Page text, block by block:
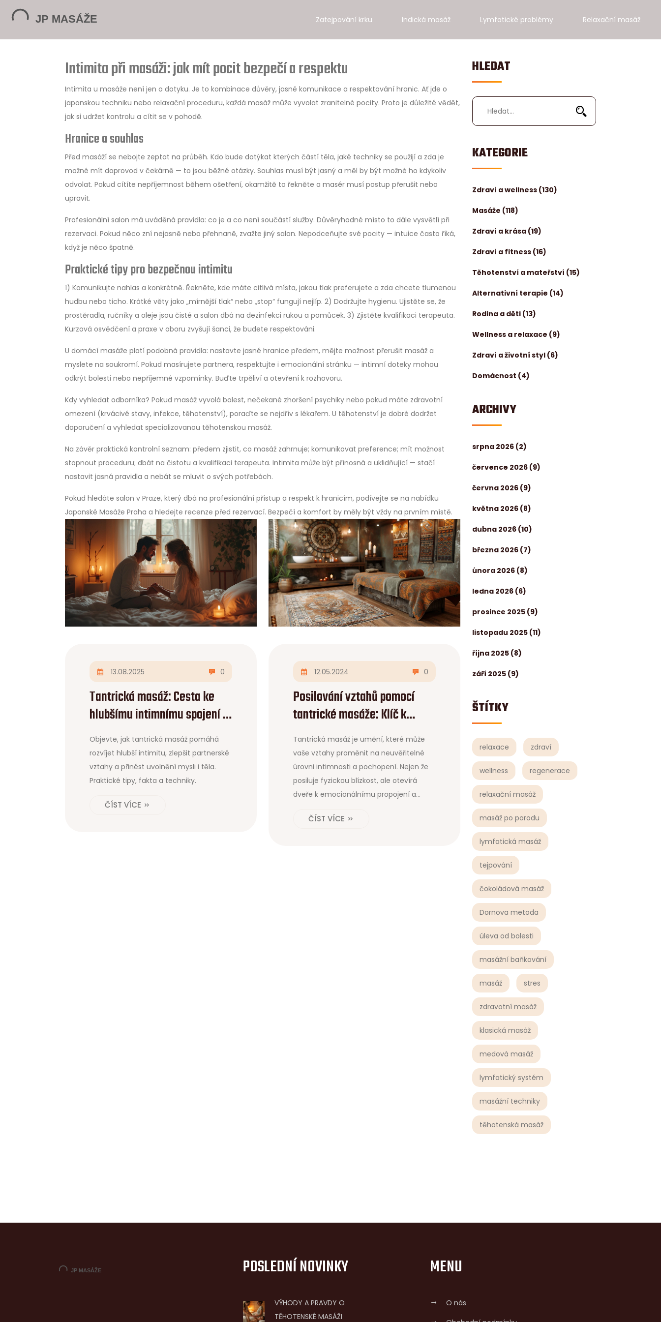
Zatejpování krku Indická masáž Lymfatické problémy Relaxační masáž
HLEDAT
KATEGORIE
Zdraví a wellness (130)
Masáže (118)
Zdraví a krása (19)
Zdraví a fitness (16)
Těhotenství a mateřství (15)
Alternativní terapie (14)
Rodina a děti (13)
Wellness a relaxace (9)
Zdraví a životní styl (6)
Domácnost (4)
ARCHIVY
srpna 2026 (2)
července 2026 (9)
června 2026 (9)
května 2026 (8)
dubna 2026 (10)
března 2026 (7)
února 2026 (8)
ledna 2026 (6)
prosince 2025 (9)
listopadu 2025 (11)
října 2025 (8)
září 2025 (9)
ŠTÍTKY
relaxace zdraví
wellness regenerace
relaxační masáž
masáž po porodu
lymfatická masáž
tejpování
čokoládová masáž
Dornova metoda
úleva od bolesti
masážní baňkování
masáž stres
zdravotní masáž
klasická masáž
medová masáž
lymfatický systém
masážní techniky
těhotenská masáž
Intimita při masáži: jak mít pocit bezpečí a respektu
Intimita u masáže není jen o dotyku. Je to kombinace důvěry, jasné komunikace a respektování hranic. Ať jde o
japonskou techniku nebo relaxační proceduru, každá masáž může vyvolat zranitelné pocity. Proto je důležité vědět,
jak si udržet kontrolu a cítit se v pohodě.
Hranice a souhlas
Před masáží se nebojte zeptat na průběh. Kdo bude dotýkat kterých částí těla, jaké techniky se použijí a zda je
možné mít doprovod v čekárně — to jsou běžné otázky. Souhlas musí být jasný a měl by být možné ho kdykoliv
odvolat. Pokud cítíte nepříjemnost během ošetření, okamžitě to řekněte a masér musí postup přerušit nebo
upravit.
Profesionální salon má uváděná pravidla: co je a co není součástí služby. Důvěryhodné místo to dále vysvětlí při
rezervaci. Pokud něco zní nejasně nebo přehnaně, zvažte jiný salon. Nepodceňujte své pocity — intuice často říká,
když je něco špatně.
Praktické tipy pro bezpečnou intimitu
1) Komunikujte nahlas a konkrétně. Řekněte, kde máte citlivá místa, jakou tlak preferujete a zda chcete tlumenou
hudbu nebo ticho. Krátké věty jako „mírnější tlak“ nebo „stop“ fungují nejlíp. 2) Dodržujte hygienu. Ujistěte se, že
prostěradla, ručníky a oleje jsou čisté a salon dbá na dezinfekci rukou a pomůcek. 3) Zjistěte kvalifikaci terapeuta.
Kurzová osvědčení a praxe v oboru zvyšují šanci, že budete respektováni.
U domácí masáže platí podobná pravidla: nastavte jasné hranice předem, mějte možnost přerušit masáž a
myslete na soukromí. Pokud masírujete partnera, respektujte i emocionální stránku — intimní doteky mohou
odkrýt bolesti nebo nepříjemné vzpomínky. Buďte trpěliví a otevření k rozhovoru.
Kdy vyhledat odborníka? Pokud masáž vyvolá bolest, nečekané zhoršení psychiky nebo pokud máte zdravotní
omezení (krvácivé stavy, infekce, těhotenství), poraďte se nejdřív s lékařem. U těhotenství je dobré dodržet
doporučení a vyhledat specializovanou těhotenskou masáž.
Na závěr praktická kontrolní seznam: předem zjistit, co masáž zahrnuje; komunikovat preference; mít možnost
stopnout proceduru; dbát na čistotu a kvalifikaci terapeuta. Intimita může být přínosná a uklidňující — stačí
nastavit jasná pravidla a nebát se mluvit o svých potřebách.
Pokud hledáte salon v Praze, který dbá na profesionální přístup a respekt k hranicím, podívejte se na nabídku
Japonské Masáže Praha a hledejte recenze před rezervací. Bezpečí a komfort by měly být vždy na prvním místě.
13.08.2025 0
Tantrická masáž: Cesta ke
hlubšímu intimnímu spojení a
uzdravení těla i duše
Objevte, jak tantrická masáž pomáhá
rozvíjet hlubší intimitu, zlepšit partnerské
vztahy a přinést uvolnění mysli i těla.
Praktické tipy, fakta a techniky.
ČÍST VÍCE
12.05.2024 0
Posilování vztahů pomocí
tantrické masáže: Klíč k
hlubší intimnosti
Tantrická masáž je umění, které může
vaše vztahy proměnit na neuvěřitelné
úrovni intimnosti a pochopení. Nejen že
posiluje fyzickou blízkost, ale otevírá
dveře k emocionálnímu propojení a
prozkoumáme, jak tantrická masáž
ČÍST VÍCE
POSLEDNÍ NOVINKY
VÝHODY A PRAVDY O
TĚHOTENSKÉ MASÁŽI
MENU
O nás